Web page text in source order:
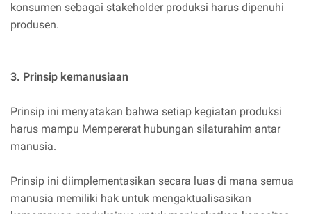
konsumen sebagai stakeholder produksi harus dipenuhi
produsen.
3. Prinsip kemanusiaan
Prinsip ini menyatakan bahwa setiap kegiatan produksi
harus mampu Mempererat hubungan silaturahim antar
manusia.
Prinsip ini diimplementasikan secara luas di mana semua
manusia memiliki hak untuk mengaktualisasikan